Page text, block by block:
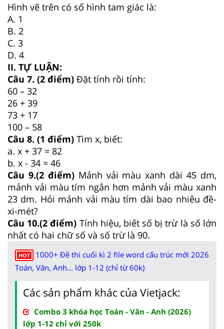
Hình vẽ trên có số hình tam giác là:
A. 1
B. 2
C. 3
D. 4
II. TỰ LUẬN:
Câu 7. (2 điểm) Đặt tính rồi tính:
60 – 32
26 + 39
73 + 17
100 – 58
Câu 8. (1 điểm) Tìm x, biết:
a. x + 37 = 82
b. x - 34 = 46
Câu 9.(2 điểm) Mảnh vải màu xanh dài 45 dm,
mảnh vải màu tím ngắn hơn mảnh vải màu xanh
23 dm. Hỏi mảnh vải màu tím dài bao nhiêu đề-
xi-mét?
Câu 10.(2 điểm) Tính hiệu, biết số bị trừ là số lớn
nhất có hai chữ số và số trừ là 90.
HOT
1000+ Đề thi cuối kì 2 file word cấu trúc mới 2026
Toán, Văn, Anh... lớp 1-12 (chỉ từ 60k)
Các sản phẩm khác của Vietjack:
Combo 3 khóa học Toán - Văn - Anh (2026)
lớp 1-12 chỉ với 250k